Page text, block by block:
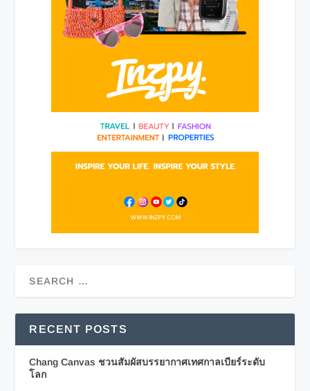
RECENT POSTS
Chang Canvas ชวนสัมผัสบรรยากาศเทศกาลเบียร์ระดับ
โลก